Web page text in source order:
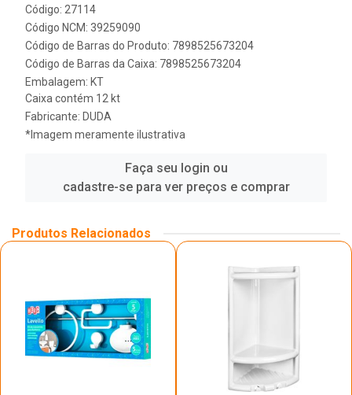
Código: 27114
Código NCM: 39259090
Código de Barras do Produto: 7898525673204
Código de Barras da Caixa: 7898525673204
Embalagem: KT
Caixa contém 12 kt
Fabricante: DUDA
*Imagem meramente ilustrativa
Faça seu login ou
cadastre-se para ver preços e comprar
Produtos Relacionados